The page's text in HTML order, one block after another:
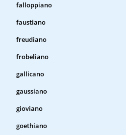
falloppiano
faustiano
freudiano
frobeliano
gallicano
gaussiano
gioviano
goethiano